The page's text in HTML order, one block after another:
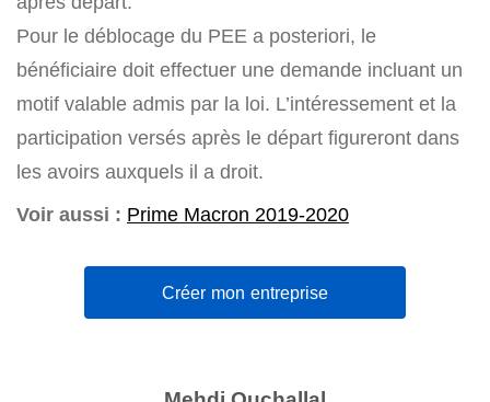
Pour le déblocage du PEE a posteriori, le
bénéficiaire doit effectuer une demande incluant un
motif valable admis par la loi. L’intéressement et la
participation versés après le départ figureront dans
les avoirs auxquels il a droit.
Voir aussi : Prime Macron 2019-2020
Créer mon entreprise